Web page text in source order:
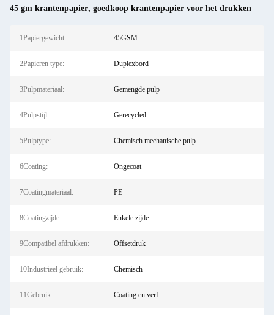
45 gm krantenpapier, goedkoop krantenpapier voor het drukken
1Papiergewicht: 45GSM
2Papieren type: Duplexbord
3Pulpmateriaal: Gemengde pulp
4Pulpstijl: Gerecycled
5Pulptype: Chemisch mechanische pulp
6Coating: Ongecoat
7Coatingmateriaal: PE
8Coatingzijde: Enkele zijde
9Compatibel afdrukken: Offsetdruk
10Industrieel gebruik: Chemisch
11Gebruik: Coating en verf